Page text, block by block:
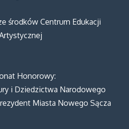
środków Centrum Edukacji
Honorowy:
i Dziedzictwa Narodowego
Miasta Nowego Sącza